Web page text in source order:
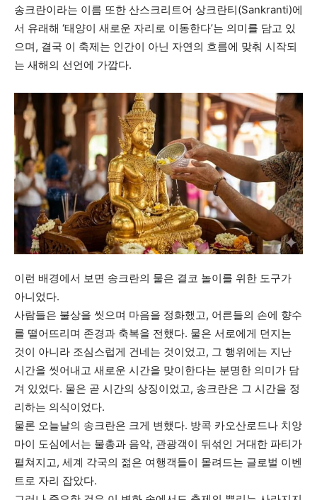
송크란이라는 이름 또한 산스크리트어 상크란티(Sankranti)에
서 유래해 ‘태양이 새로운 자리로 이동한다’는 의미를 담고 있
으며, 결국 이 축제는 인간이 아닌 자연의 흐름에 맞춰 시작되
는 새해의 선언에 가깝다.
이런 배경에서 보면 송크란의 물은 결코 놀이를 위한 도구가
아니었다.
사람들은 불상을 씻으며 마음을 정화했고, 어른들의 손에 향수
를 떨어뜨리며 존경과 축복을 전했다. 물은 서로에게 던지는
것이 아니라 조심스럽게 건네는 것이었고, 그 행위에는 지난
시간을 씻어내고 새로운 시간을 맞이한다는 분명한 의미가 담
겨 있었다. 물은 곧 시간의 상징이었고, 송크란은 그 시간을 정
리하는 의식이었다.
물론 오늘날의 송크란은 크게 변했다. 방콕 카오산로드나 치앙
마이 도심에서는 물총과 음악, 관광객이 뒤섞인 거대한 파티가
펼쳐지고, 세계 각국의 젊은 여행객들이 몰려드는 글로벌 이벤
트로 자리 잡았다.